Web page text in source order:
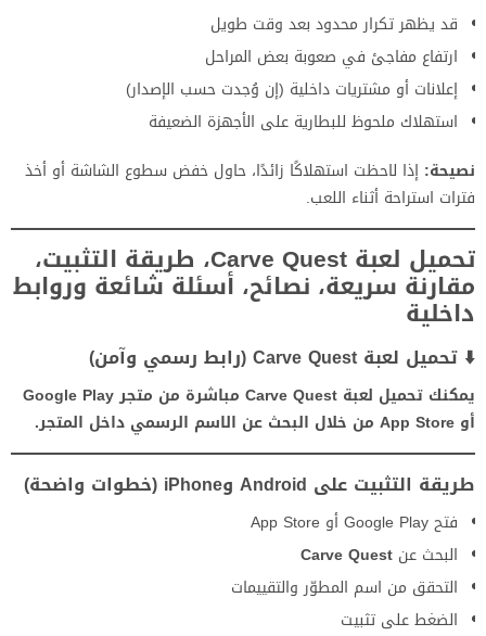
قد يظهر تكرار محدود بعد وقت طويل
ارتفاع مفاجئ في صعوبة بعض المراحل
إعلانات أو مشتريات داخلية (إن وُجدت حسب الإصدار)
استهلاك ملحوظ للبطارية على الأجهزة الضعيفة
نصيحة: إذا لاحظت استهلاكًا زائدًا، حاول خفض سطوع الشاشة أو أخذ
فترات استراحة أثناء اللعب.
تحميل لعبة Carve Quest، طريقة التثبيت،
مقارنة سريعة، نصائح، أسئلة شائعة وروابط
داخلية
⬇️ تحميل لعبة Carve Quest (رابط رسمي وآمن)
يمكنك تحميل لعبة Carve Quest مباشرة من متجر Google Play
أو App Store من خلال البحث عن الاسم الرسمي داخل المتجر.
طريقة التثبيت على Android وiPhone (خطوات واضحة)
فتح Google Play أو App Store
البحث عن Carve Quest
التحقق من اسم المطوّر والتقييمات
الضغط على تثبيت